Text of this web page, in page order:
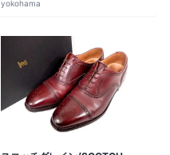
yokohama